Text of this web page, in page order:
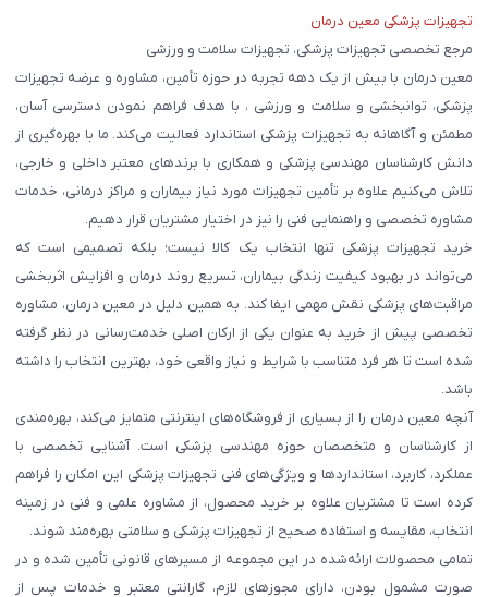
تجهیزات پزشکی معین درمان
مرجع تخصصی تجهیزات پزشکی، تجهیزات سلامت و ورزشی
معین درمان با بیش از یک دهه تجربه در حوزه تأمین، مشاوره و عرضه تجهیزات
پزشکی، توانبخشی و سلامت و ورزشی ، با هدف فراهم نمودن دسترسی آسان،
مطمئن و آگاهانه به تجهیزات پزشکی استاندارد فعالیت می‌کند. ما با بهره‌گیری از
دانش کارشناسان مهندسی پزشکی و همکاری با برندهای معتبر داخلی و خارجی،
تلاش می‌کنیم علاوه بر تأمین تجهیزات مورد نیاز بیماران و مراکز درمانی، خدمات
مشاوره تخصصی و راهنمایی فنی را نیز در اختیار مشتریان قرار دهیم.
خرید تجهیزات پزشکی تنها انتخاب یک کالا نیست؛ بلکه تصمیمی است که
می‌تواند در بهبود کیفیت زندگی بیماران، تسریع روند درمان و افزایش اثربخشی
مراقبت‌های پزشکی نقش مهمی ایفا کند. به همین دلیل در معین درمان، مشاوره
تخصصی پیش از خرید به عنوان یکی از ارکان اصلی خدمت‌رسانی در نظر گرفته
شده است تا هر فرد متناسب با شرایط و نیاز واقعی خود، بهترین انتخاب را داشته
باشد.
آنچه معین درمان را از بسیاری از فروشگاه‌های اینترنتی متمایز می‌کند، بهره‌مندی
از کارشناسان و متخصصان حوزه مهندسی پزشکی است. آشنایی تخصصی با
عملکرد، کاربرد، استانداردها و ویژگی‌های فنی تجهیزات پزشکی این امکان را فراهم
کرده است تا مشتریان علاوه بر خرید محصول، از مشاوره علمی و فنی در زمینه
انتخاب، مقایسه و استفاده صحیح از تجهیزات پزشکی و سلامتی بهره‌مند شوند.
تمامی محصولات ارائه‌شده در این مجموعه از مسیرهای قانونی تأمین شده و در
صورت مشمول بودن، دارای مجوزهای لازم، گارانتی معتبر و خدمات پس از